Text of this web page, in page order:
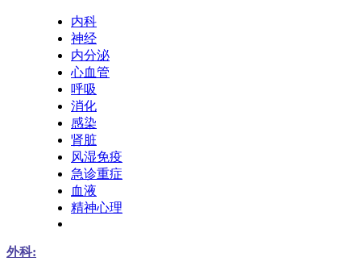
内科
神经
内分泌
心血管
呼吸
消化
感染
肾脏
风湿免疫
急诊重症
血液
精神心理
外科: